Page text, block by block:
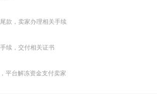
款，卖家办理相关手续
续，交付相关证书
平台解冻资金支付卖家